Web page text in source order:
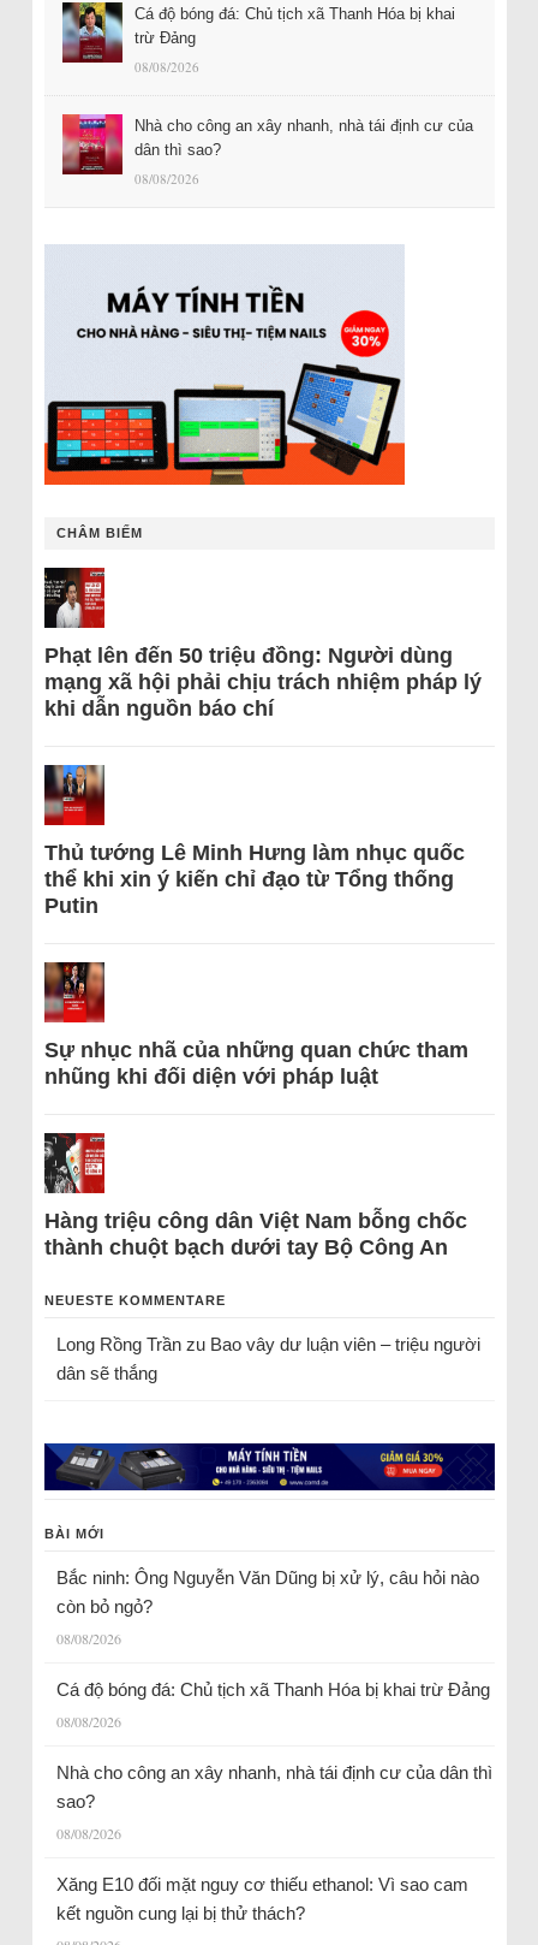
Cá độ bóng đá: Chủ tịch xã Thanh Hóa bị khai
trừ Đảng
08/08/2026
Nhà cho công an xây nhanh, nhà tái định cư của
dân thì sao?
08/08/2026
CHÂM BIẾM
Phạt lên đến 50 triệu đồng: Người dùng
mạng xã hội phải chịu trách nhiệm pháp lý
khi dẫn nguồn báo chí
Thủ tướng Lê Minh Hưng làm nhục quốc
thể khi xin ý kiến chỉ đạo từ Tổng thống
Putin
Sự nhục nhã của những quan chức tham
nhũng khi đối diện với pháp luật
Hàng triệu công dân Việt Nam bỗng chốc
thành chuột bạch dưới tay Bộ Công An
NEUESTE KOMMENTARE
Long Rồng Trầnzu Bao vây dư luận viên – triệu người
dân sẽ thắng
BÀI MỚI
Bắc ninh: Ông Nguyễn Văn Dũng bị xử lý, câu hỏi nào
còn bỏ ngỏ?
08/08/2026
Cá độ bóng đá: Chủ tịch xã Thanh Hóa bị khai trừ Đảng
08/08/2026
Nhà cho công an xây nhanh, nhà tái định cư của dân thì
sao?
08/08/2026
Xăng E10 đối mặt nguy cơ thiếu ethanol: Vì sao cam
kết nguồn cung lại bị thử thách?